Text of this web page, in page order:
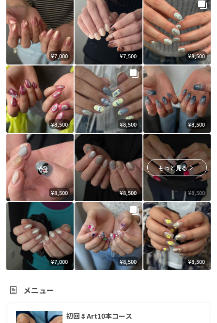
¥7,000 ¥7,500 ¥8,500
¥8,500 ¥8,500 ¥8,500
¥8,500 ¥8,500 ¥8,500
もっと見る
¥7,000 ¥8,500 ¥8,500
メニュー
初回🌷Art10本コース